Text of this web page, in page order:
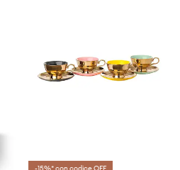
-15%* con codice OFF